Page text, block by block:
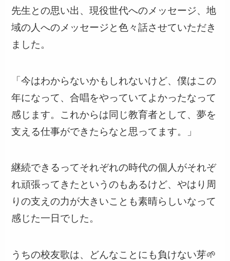
先生との思い出、現役世代へのメッセージ、地
域の人へのメッセージと色々話させていただき
ました。
「今はわからないかもしれないけど、僕はこの
年になって、合唱をやっていてよかったなって
感じます。これからは同じ教育者として、夢を
支える仕事ができたらなと思ってます。」
継続できるってそれぞれの時代の個人がそれぞ
れ頑張ってきたというのもあるけど、やはり周
りの支えの力が大きいことも素晴らしいなって
感じた一日でした。
うちの校友歌は、どんなことにも負けない芽🌱